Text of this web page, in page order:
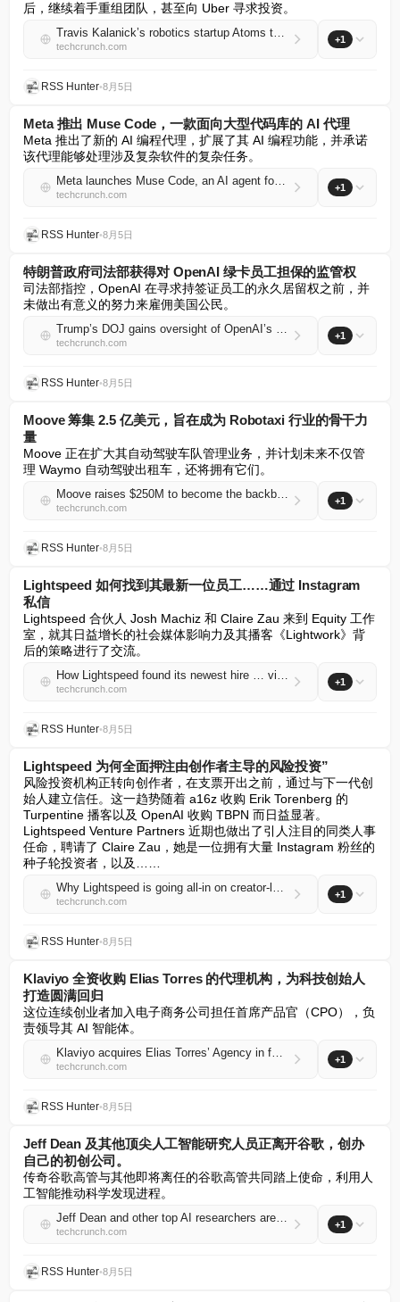
后，继续着手重组团队，甚至向 Uber 寻求投资。
Travis Kalanick’s robotics startup Atoms taps former Uber finance chief as CFO
techcrunch.com
+1
RSS Hunter•8月5日
Meta 推出 Muse Code，一款面向大型代码库的 AI 代理
Meta 推出了新的 AI 编程代理，扩展了其 AI 编程功能，并承诺
该代理能够处理涉及复杂软件的复杂任务。
Meta launches Muse Code, an AI agent for large code bases
techcrunch.com
+1
RSS Hunter•8月5日
特朗普政府司法部获得对 OpenAI 绿卡员工担保的监管权
司法部指控，OpenAI 在寻求持签证员工的永久居留权之前，并
未做出有意义的努力来雇佣美国公民。
Trump’s DOJ gains oversight of OpenAI’s green-card employee sponsorships
techcrunch.com
+1
RSS Hunter•8月5日
Moove 筹集 2.5 亿美元，旨在成为 Robotaxi 行业的骨干力
量
Moove 正在扩大其自动驾驶车队管理业务，并计划未来不仅管
理 Waymo 自动驾驶出租车，还将拥有它们。
Moove raises $250M to become the backbone of the robotaxi industry
techcrunch.com
+1
RSS Hunter•8月5日
Lightspeed 如何找到其最新一位员工……通过 Instagram
私信
Lightspeed 合伙人 Josh Machiz 和 Claire Zau 来到 Equity 工作
室，就其日益增长的社会媒体影响力及其播客《Lightwork》背
后的策略进行了交流。
How Lightspeed found its newest hire … via Instagram DM
techcrunch.com
+1
RSS Hunter•8月5日
Lightspeed 为何全面押注由创作者主导的风险投资”
风险投资机构正转向创作者，在支票开出之前，通过与下一代创
始人建立信任。这一趋势随着 a16z 收购 Erik Torenberg 的
Turpentine 播客以及 OpenAI 收购 TBPN 而日益显著。
Lightspeed Venture Partners 近期也做出了引人注目的同类人事
任命，聘请了 Claire Zau，她是一位拥有大量 Instagram 粉丝的
种子轮投资者，以及……
Why Lightspeed is going all-in on creator-led venture capital
techcrunch.com
+1
RSS Hunter•8月5日
Klaviyo 全资收购 Elias Torres 的代理机构，为科技创始人
打造圆满回归
这位连续创业者加入电子商务公司担任首席产品官（CPO），负
责领导其 AI 智能体。
Klaviyo acquires Elias Torres’ Agency in full-circle reunion for tech founders
techcrunch.com
+1
RSS Hunter•8月5日
Jeff Dean 及其他顶尖人工智能研究人员正离开谷歌，创办
自己的初创公司。
传奇谷歌高管与其他即将离任的谷歌高管共同踏上使命，利用人
工智能推动科学发现进程。
Jeff Dean and other top AI researchers are leaving Google to launch their own startup
techcrunch.com
+1
RSS Hunter•8月5日